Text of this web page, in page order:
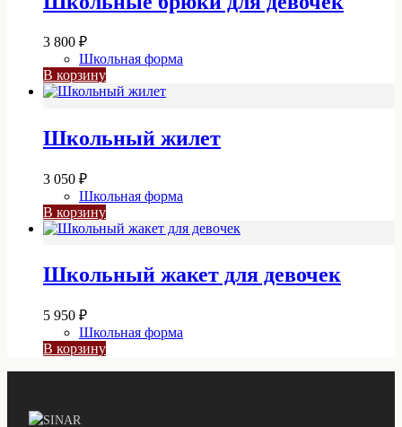
3 800 ₽
Школьная форма
В корзину
Школьный жилет
3 050 ₽
Школьная форма
В корзину
Школьный жакет для девочек
5 950 ₽
Школьная форма
В корзину